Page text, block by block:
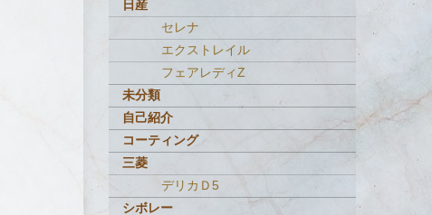
日産
セレナ
エクストレイル
フェアレディZ
未分類
自己紹介
コーティング
三菱
デリカＤ5
シボレー